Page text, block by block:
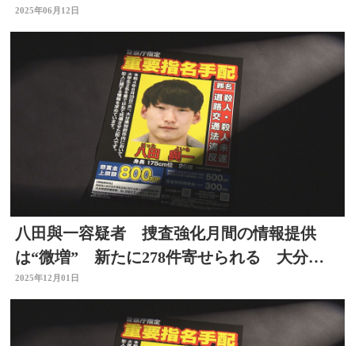
逃げ事件 大分
2025年06月12日
八田與一容疑者 捜査強化月間の情報提供
は“微増” 新たに278件寄せられる 大分・
別府ひき逃げ
2025年12月01日